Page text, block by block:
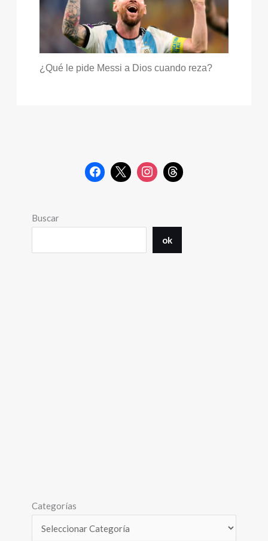
¿Qué le pide Messi a Dios cuando reza?
Buscar
ok
Categorías